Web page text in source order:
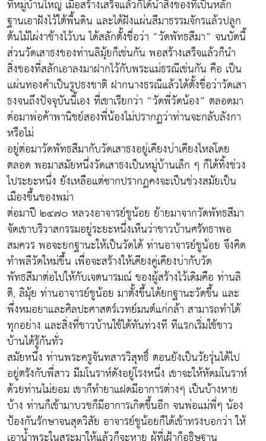
ที่หมู่บ้านใหญ่ เมื่อสร้างเสร็จแล้วก็ได้นำสิ่งของที่เป็นหลัก
ฐานเอาฝังไว้ใต้พื้นดิน และได้ฝังแผ่นสีมาธรรมจักรแล้วปลูก
ต้นไม้ไผ่งาช้างไว้บน ได้สลักตั้งชื่อว่า “วัดพัทธสีมา” จนบัดนี้
ส่วนวัดเสาธงของท่านลิมุ้ยก็เช่นกัน พอสร้างเสร็จแล้วก็นำ
สิ่งของที่สลักเอาลงมาฝากไว้กับพระแม่ธรณีเช่นกัน คือ เป็น
แผ่นทองคำเป็นรูปธงชาติ ฝากนางธรณีแล้วได้ตั้งชื่อว่าวัดเสา
ธงจนถึงปัจจุบันนี้เอง ที่เขาเรียกว่า “วัดพี่วัดน้อง” ตลอดมา
ต่อมาพ่อค้าพานิชย์สองพี่น้องไม่ปรากฏว่าท่านจะกลับลังกา
หรือไม่
อยู่ต่อมาวัดพัทธสีมากับวัดเสาธงอยู่เคียงบ่าเคียงไหล่โดย
ตลอด พอมาสมัยหนึ่งวัดเสาธงเป็นหมู่บ้านเล็ก ๆ ก็ได้ทิ้งช่วง
ไประยะหนึ่ง ยังเหลือแต่ซากปรากฏคงจะเป็นช่วงสมัยเป็น
เมืองขึ้นของพม่า
ต่อมาปี ๒๔๗๐ หลวงอาจารย์ชูน้อย ย้ายมาจากวัดพัทธสีมา
จัดเขาบริวาสกรรมอยู่ระยะหนึ่งเห็นว่าชาวบ้านศรัทธาพอ
สมควร พอจะยกฐานะให้เป็นวัดได้ ท่านอาจารย์ชูน้อย จึงคิด
ทำพลีวัดใหม่ขึ้น เพื่อจะสร้างให้เคียงคู่เคียงบ่ากับวัด
พัทธสีมาต่อไปให้กับเจตนารมณ์ ของผู้สร้างไว้เดิมคือ ท่านลิ
ติ, ลิมุ้ย ท่านอาจารย์ชูน้อย มาตั้งขึ้นได้ยกฐานะวัดขึ้น และ
พึ่งหมอยาและศิลปะศาสตร์เวทย์มนต์แก่กล้า สามารถทำได้
ทุกอย่าง และสิ่งที่ชาวบ้านใช้ได้ทันท่วงที ทีแรกเริ่มใช้ชาว
บ้านได้รู้กันทั่ว
สมัยหนึ่ง ท่านพระครูจันทสารวิสุทธิ์ ตอนยังเป็นวัยรุ่นได้ไป
อยู่ตรังกับพี่สาว มีมโนราห์ดังอยู่โรงหนึ่ง เขาจะให้หัดมโนราห์
ด้วยท่านไม่ยอม เขาก็ทำยาแฝดมีอาการต่างๆ เป็นบ้างหาย
บ้าง ท่านก็เข้ามาบวชก็มีอาการเกิดขึ้นอีก จนพ่อแม่พี่ๆ น้อง
ป้องกันรักษาจนสุดวิสัย อาจารย์ชูน้อยก็ได้เข้าทรงบอกว่า ให้